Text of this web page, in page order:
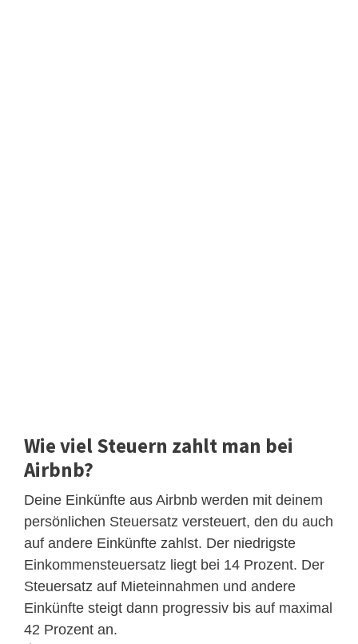
Wie viel Steuern zahlt man bei
Airbnb?
Deine Einkünfte aus Airbnb werden mit deinem
persönlichen Steuersatz versteuert, den du auch
auf andere Einkünfte zahlst. Der niedrigste
Einkommensteuersatz liegt bei 14 Prozent. Der
Steuersatz auf Mieteinnahmen und andere
Einkünfte steigt dann progressiv bis auf maximal
42 Prozent an.